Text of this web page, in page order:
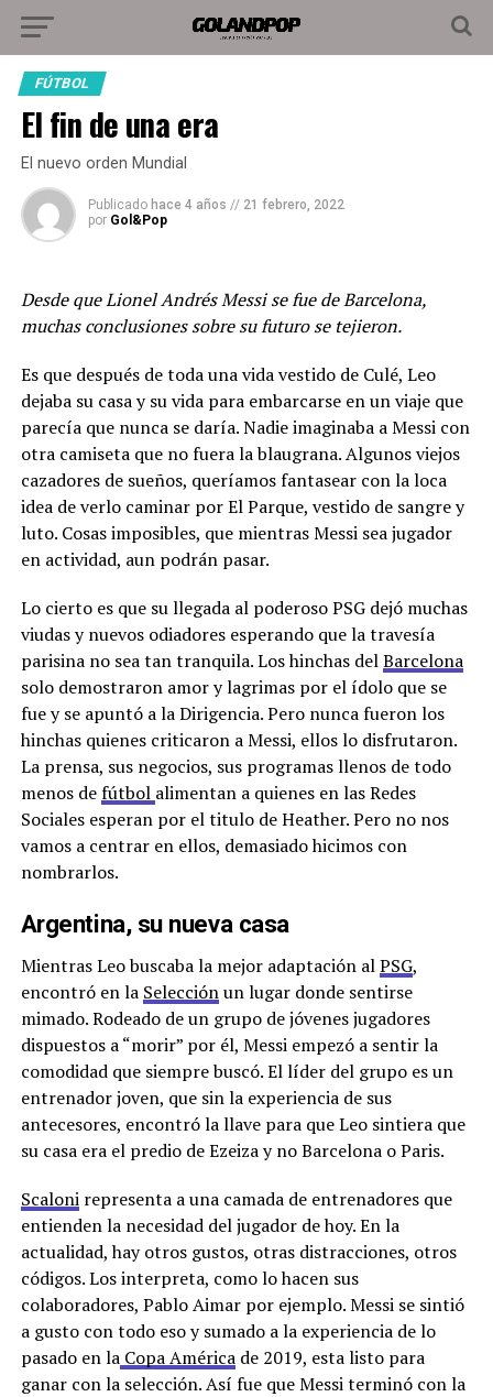
FÚTBOL
El fin de una era
El nuevo orden Mundial
Publicado hace 4 años // 21 febrero, 2022
por Gol&Pop
Desde que Lionel Andrés Messi se fue de Barcelona,
muchas conclusiones sobre su futuro se tejieron.
Es que después de toda una vida vestido de Culé, Leo
dejaba su casa y su vida para embarcarse en un viaje que
parecía que nunca se daría. Nadie imaginaba a Messi con
otra camiseta que no fuera la blaugrana. Algunos viejos
cazadores de sueños, queríamos fantasear con la loca
idea de verlo caminar por El Parque, vestido de sangre y
luto. Cosas imposibles, que mientras Messi sea jugador
en actividad, aun podrán pasar.
Lo cierto es que su llegada al poderoso PSG dejó muchas
viudas y nuevos odiadores esperando que la travesía
parisina no sea tan tranquila. Los hinchas delBarcelona
solo demostraron amor y lagrimas por el ídolo que se
fue y se apuntó a la Dirigencia. Pero nunca fueron los
hinchas quienes criticaron a Messi, ellos lo disfrutaron.
La prensa, sus negocios, sus programas llenos de todo
menos defútbol alimentan a quienes en las Redes
Sociales esperan por el titulo de Heather. Pero no nos
vamos a centrar en ellos, demasiado hicimos con
nombrarlos.
Argentina, su nueva casa
Mientras Leo buscaba la mejor adaptación alPSG,
encontró en la Selecciónun lugar donde sentirse
mimado. Rodeado de un grupo de jóvenes jugadores
dispuestos a “morir” por él, Messi empezó a sentir la
comodidad que siempre buscó. El líder del grupo es un
entrenador joven, que sin la experiencia de sus
antecesores, encontró la llave para que Leo sintiera que
su casa era el predio de Ezeiza y no Barcelona o Paris.
Scalonirepresenta a una camada de entrenadores que
entienden la necesidad del jugador de hoy. En la
actualidad, hay otros gustos, otras distracciones, otros
códigos. Los interpreta, como lo hacen sus
colaboradores, Pablo Aimar por ejemplo. Messi se sintió
a gusto con todo eso y sumado a la experiencia de lo
pasado en laCopa Américade 2019, esta listo para
ganar con la selección. Así fue que Messi terminó con la